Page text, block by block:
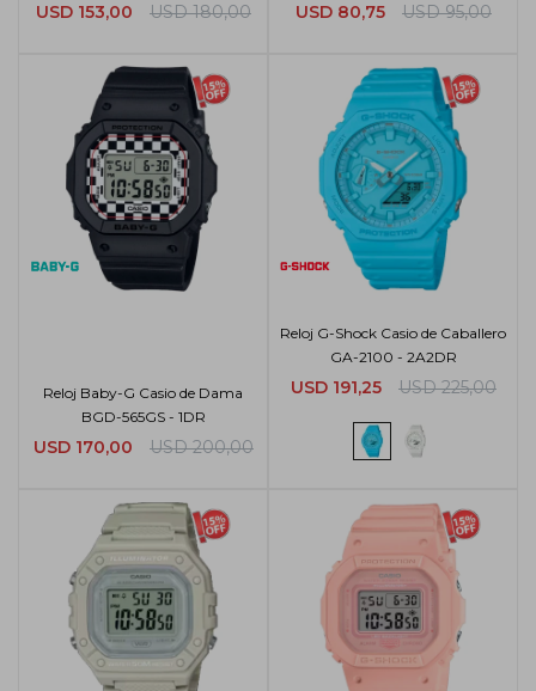
USD 153,00 USD 180,00 USD 80,75 USD 95,00
Reloj Baby-G Casio de Dama
BGD-565GS - 1DR
USD 170,00 USD 200,00
Reloj G-Shock Casio de Caballero
GA-2100 - 2A2DR
USD 191,25 USD 225,00